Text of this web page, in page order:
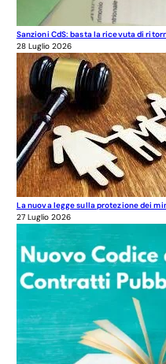
Sanzioni CdS: basta la ricevuta di
28 Luglio 2026
La nuova legge sulla protezione dei
27 Luglio 2026